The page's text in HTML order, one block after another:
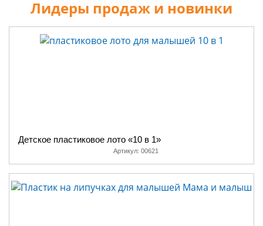
Лидеры продаж и новинки
Детское пластиковое лото «10 в 1»
Артикул: 00621